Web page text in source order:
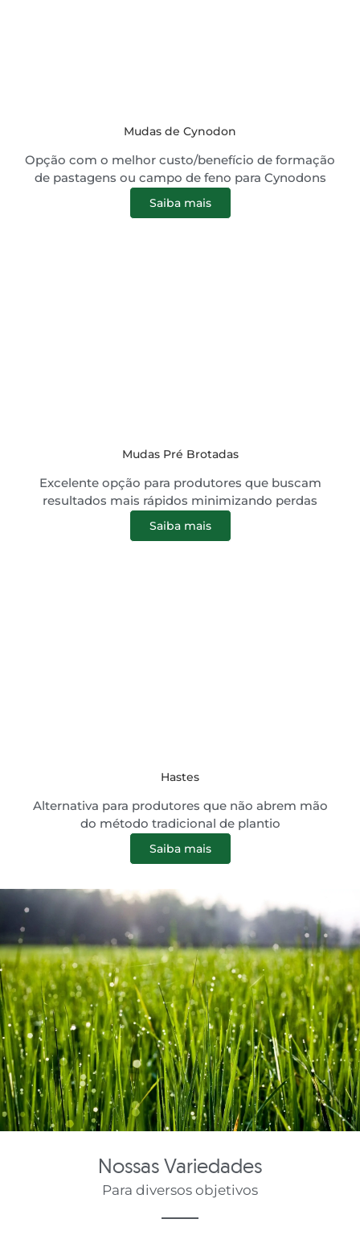
Mudas de Cynodon
Opção com o melhor custo/benefício de formação
de pastagens ou campo de feno para Cynodons
Saiba mais
Mudas Pré Brotadas
Excelente opção para produtores que buscam
resultados mais rápidos minimizando perdas
Saiba mais
Hastes
Alternativa para produtores que não abrem mão
do método tradicional de plantio
Saiba mais
Nossas Variedades
Para diversos objetivos